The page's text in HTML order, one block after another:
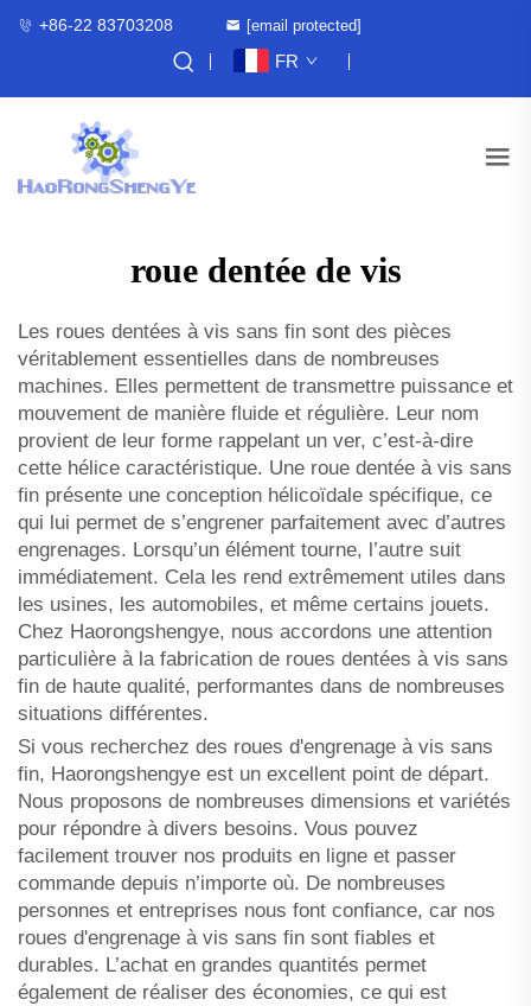
+86-22 83703208 [email protected]
FR
roue dentée de vis
Les roues dentées à vis sans fin sont des pièces
véritablement essentielles dans de nombreuses
machines. Elles permettent de transmettre puissance et
mouvement de manière fluide et régulière. Leur nom
provient de leur forme rappelant un ver, c’est-à-dire
cette hélice caractéristique. Une roue dentée à vis sans
fin présente une conception hélicoïdale spécifique, ce
qui lui permet de s’engrener parfaitement avec d’autres
engrenages. Lorsqu’un élément tourne, l’autre suit
immédiatement. Cela les rend extrêmement utiles dans
les usines, les automobiles, et même certains jouets.
Chez Haorongshengye, nous accordons une attention
particulière à la fabrication de roues dentées à vis sans
fin de haute qualité, performantes dans de nombreuses
situations différentes.
Si vous recherchez des roues d'engrenage à vis sans
fin, Haorongshengye est un excellent point de départ.
Nous proposons de nombreuses dimensions et variétés
pour répondre à divers besoins. Vous pouvez
facilement trouver nos produits en ligne et passer
commande depuis n’importe où. De nombreuses
personnes et entreprises nous font confiance, car nos
roues d'engrenage à vis sans fin sont fiables et
durables. L’achat en grandes quantités permet
également de réaliser des économies, ce qui est